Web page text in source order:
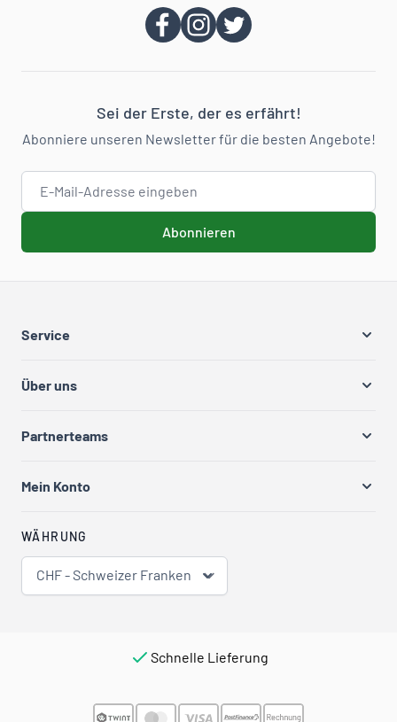
Sei der Erste, der es erfährt!
Abonniere unseren Newsletter für die besten Angebote!
E-Mail-Adresse
Abonnieren
Service
Über uns
Partnerteams
Mein Konto
WÄHRUNG
CHF - Schweizer Franken
Schnelle Lieferung